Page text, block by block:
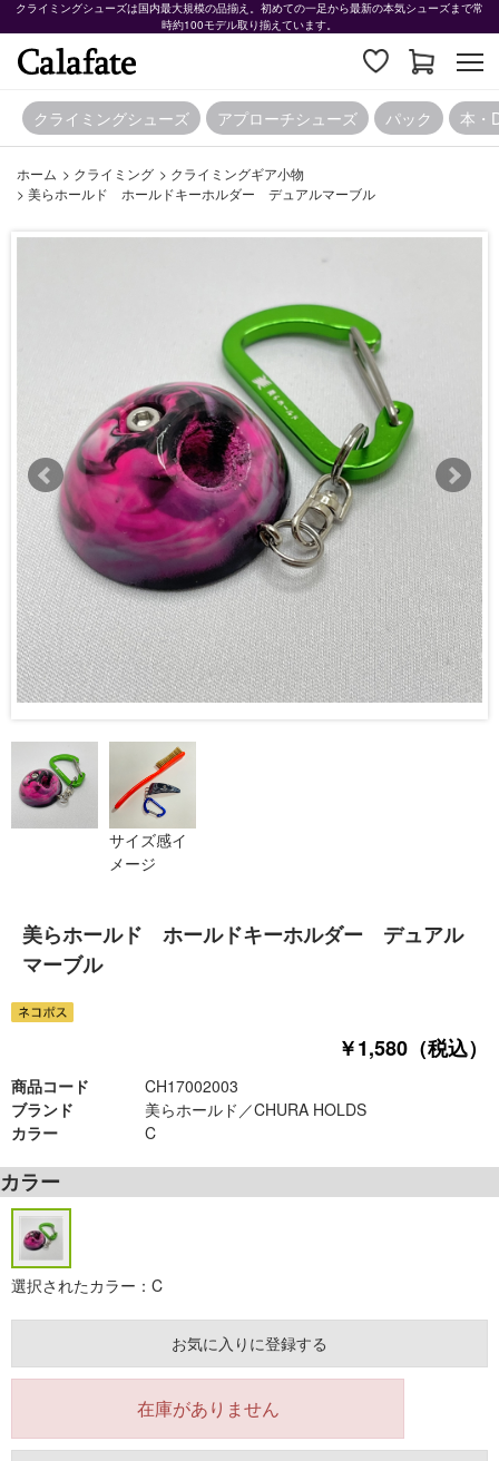
クライミングシューズは国内最大規模の品揃え。初めての一足から最新の本気シューズまで常
時約100モデル取り揃えています。
クライミングシューズ アプローチシューズ パック 本・
ホーム > クライミング > クライミングギア小物
> 美らホールド ホールドキーホルダー デュアルマーブル
サイズ感イ
メージ
美らホールド ホールドキーホルダー デュアル
マーブル
￥1,580（税込）
商品コード
CH17002003
ブランド
美らホールド／CHURA HOLDS
カラー
C
カラー
選択されたカラー：C
お気に入りに登録する
在庫がありません